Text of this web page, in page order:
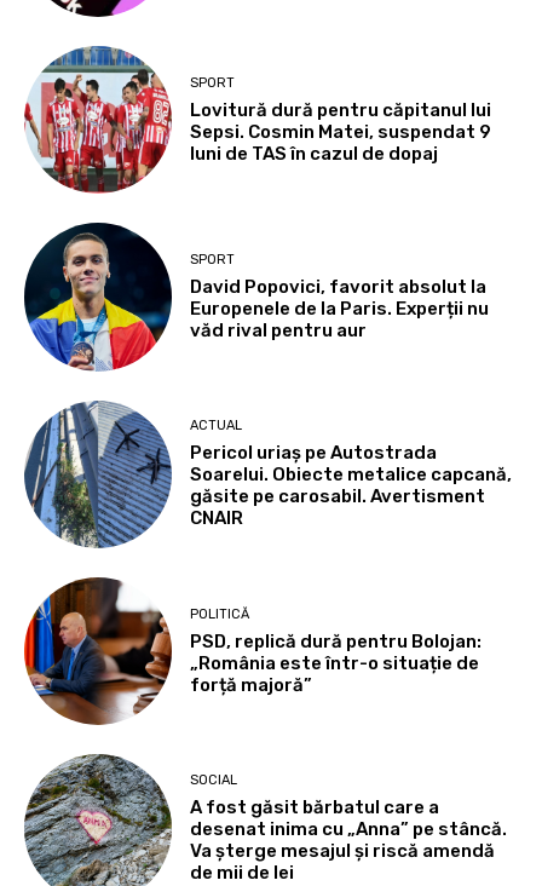
SPORT
Lovitură dură pentru căpitanul lui
Sepsi. Cosmin Matei, suspendat 9
luni de TAS în cazul de dopaj
SPORT
David Popovici, favorit absolut la
Europenele de la Paris. Experții nu
văd rival pentru aur
ACTUAL
Pericol uriaș pe Autostrada
Soarelui. Obiecte metalice capcană,
găsite pe carosabil. Avertisment
CNAIR
POLITICĂ
PSD, replică dură pentru Bolojan:
„România este într-o situație de
forță majoră”
SOCIAL
A fost găsit bărbatul care a
desenat inima cu „Anna” pe stâncă.
Va șterge mesajul și riscă amendă
de mii de lei